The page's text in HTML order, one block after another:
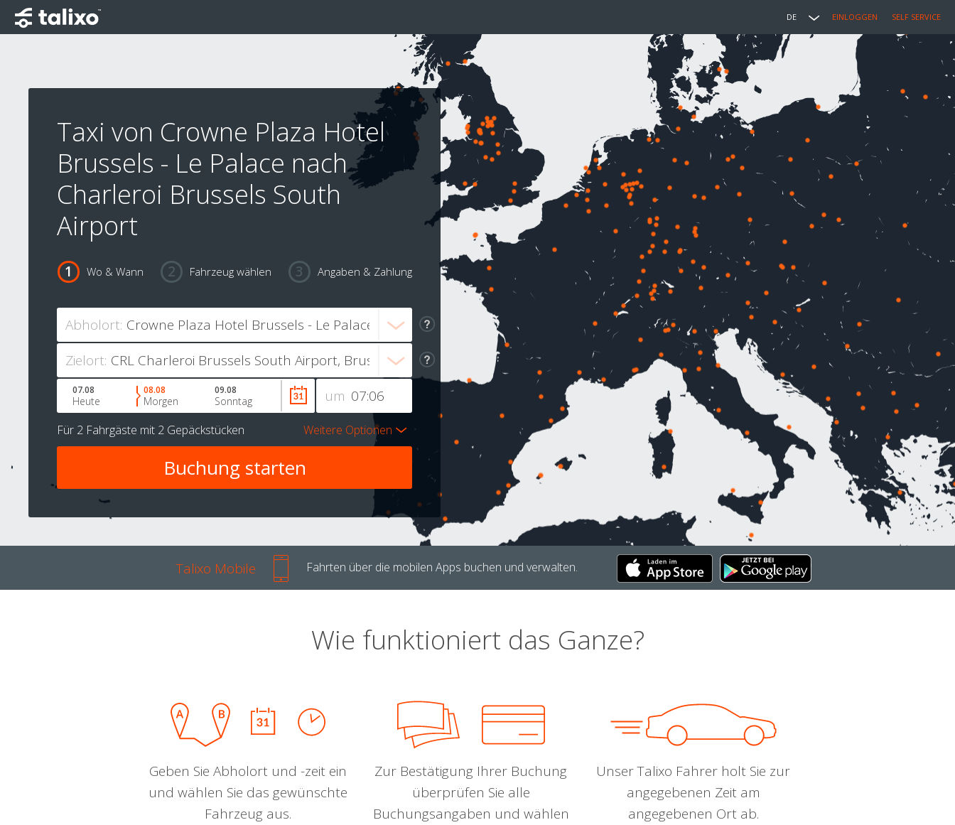
DE EINLOGGEN SELF SERVICE
Taxi von Crowne Plaza Hotel
Brussels - Le Palace nach
Charleroi Brussels South
Airport
Wo & Wann Fahrzeug wählen Angaben & Zahlung
Abholort:
Zielort:
um
07.08
Heute
08.08
Morgen
09.08
Sonntag
Für 2 Fahrgäste mit 2 Gepäckstücken Weitere Optionen
Talixo Mobile Fahrten über die mobilen Apps buchen und verwalten.
Wie funktioniert das Ganze?
Geben Sie Abholort und -zeit ein
und wählen Sie das gewünschte
Fahrzeug aus.
Zur Bestätigung Ihrer Buchung
überprüfen Sie alle
Buchungsangaben und wählen
Unser Talixo Fahrer holt Sie zur
angegebenen Zeit am
angegebenen Ort ab.